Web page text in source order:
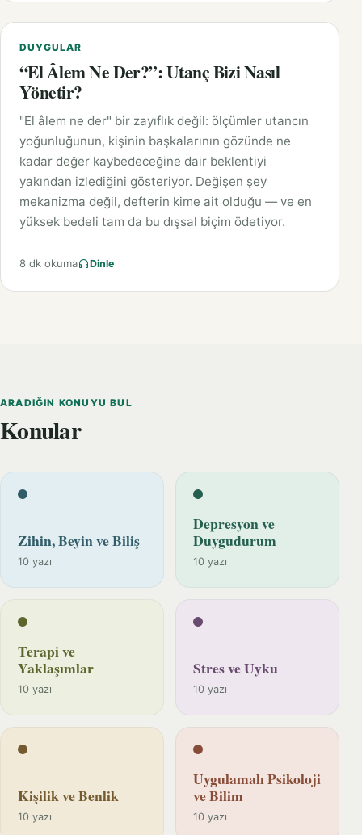
DUYGULAR
“El Âlem Ne Der?”: Utanç Bizi Nasıl
Yönetir?
"El âlem ne der" bir zayıflık değil: ölçümler utancın
yoğunluğunun, kişinin başkalarının gözünde ne
kadar değer kaybedeceğine dair beklentiyi
yakından izlediğini gösteriyor. Değişen şey
mekanizma değil, defterin kime ait olduğu — ve en
yüksek bedeli tam da bu dışsal biçim ödetiyor.
8 dk okuma Dinle
ARADIĞIN KONUYU BUL
Konular
Zihin, Beyin ve Biliş
10 yazı
Depresyon ve
Duygudurum
10 yazı
Terapi ve
Yaklaşımlar
10 yazı
Stres ve Uyku
10 yazı
Kişilik ve Benlik
10 yazı
Uygulamalı Psikoloji
ve Bilim
10 yazı